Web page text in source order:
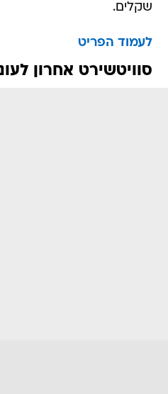
שקלים.
לעמוד הפריט
סוויטשירט אחרון